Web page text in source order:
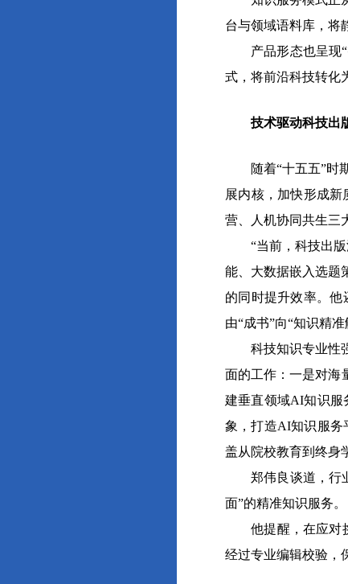
台与领域语料库，将
产品形态也呈现“
式，将前沿科技转化
技术驱动科技出
随着“十五五”时期
展内核，加快形成
营、人机协同共生三
“当前，科技出版
能、大数据嵌入选题
的同时提升效率。他
由“成书”向“知识精
科技知识专业性强
面的工作：一是对海
建垂直领域AI知识服
象，打造AI知识服务
盖从院校教育到终身
郑伟良谈道，行业
面”的精准知识服务。
他提醒，在应对挑
经过专业编辑校验，